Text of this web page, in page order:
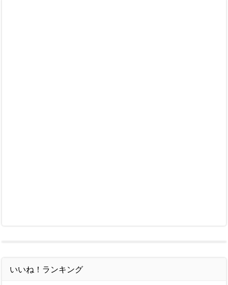
いいね！ランキング